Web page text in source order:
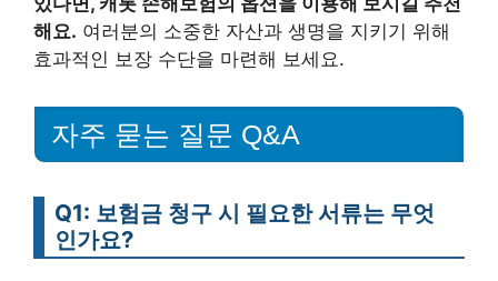
해요. 여러분의 소중한 자산과 생명을 지키기 위해
효과적인 보장 수단을 마련해 보세요.
자주 묻는 질문 Q&A
Q1: 보험금 청구 시 필요한 서류는 무엇
인가요?